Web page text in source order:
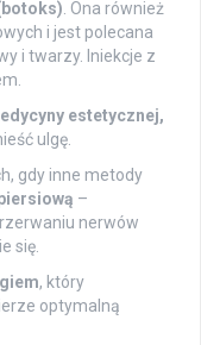
. Ona również
i jest polecana
i twarzy. Iniekcje z
estetycznej,
ulgę.
gdy inne metody
–
nerwów
się.
, który
optymalną